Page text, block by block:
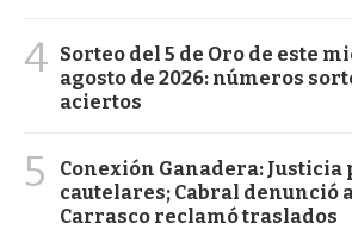
4 Sorteo del 5 de Oro de este
agosto de 2026: números
aciertos
5
Conexión Ganadera:
cautelares; Cabral denunció
Carrasco reclamó traslados